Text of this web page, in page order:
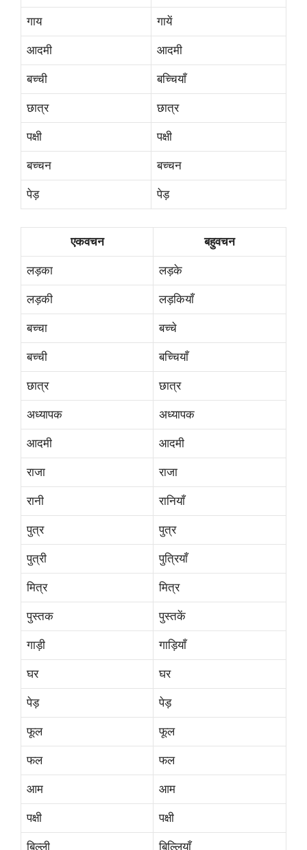
गाय गायें
आदमी आदमी
बच्ची बच्चियाँ
छात्र छात्र
पक्षी पक्षी
बच्चन बच्चन
पेड़ पेड़
एकवचन बहुवचन
लड़का लड़के
लड़की लड़कियाँ
बच्चा बच्चे
बच्ची बच्चियाँ
छात्र छात्र
अध्यापक अध्यापक
आदमी आदमी
राजा राजा
रानी रानियाँ
पुत्र पुत्र
पुत्री पुत्रियाँ
मित्र मित्र
पुस्तक पुस्तकें
गाड़ी गाड़ियाँ
घर घर
पेड़ पेड़
फूल फूल
फल फल
आम आम
पक्षी पक्षी
बिल्ली बिल्लियाँ